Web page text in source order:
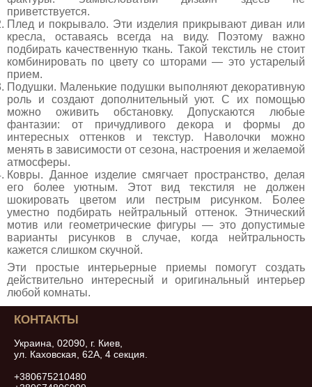
приветствуется.
Плед и покрывало. Эти изделия прикрывают диван или
кресла, оставаясь всегда на виду. Поэтому важно
подбирать качественную ткань. Такой текстиль не стоит
комбинировать по цвету со шторами — это устарелый
прием.
Подушки. Маленькие подушки выполняют декоративную
роль и создают дополнительный уют. С их помощью
можно оживить обстановку. Допускаются любые
фантазии: от причудливого декора и формы до
интересных оттенков и текстур. Наволочки можно
менять в зависимости от сезона, настроения и желаемой
атмосферы.
Ковры. Данное изделие смягчает пространство, делая
его более уютным. Этот вид текстиля не должен
шокировать цветом или пестрым рисунком. Более
уместно подбирать нейтральный оттенок. Этнический
мотив или геометрические фигуры — это допустимые
варианты рисунков в случае, когда нейтральность
кажется слишком скучной.
Эти простые интерьерные приемы помогут создать
действительно интересный и оригинальный интерьер
любой комнаты.
КОНТАКТЫ
Украина, 02090, г. Киев,
ул. Каховская, 62А, 4 секция.
+380675210480